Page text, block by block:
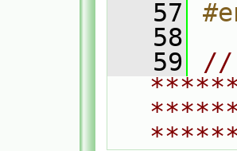
   57
   58
   59
//